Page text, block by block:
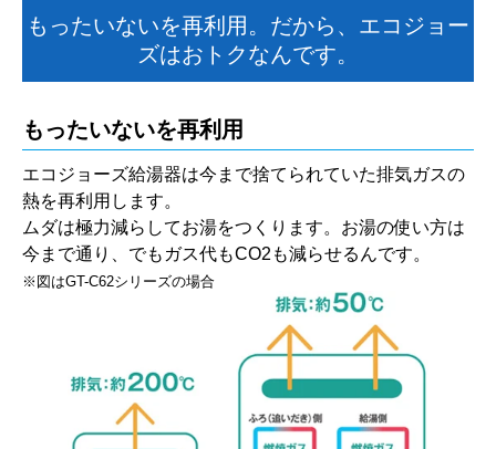
もったいないを再利用。だから、エコジョー
ズはおトクなんです。
もったいないを再利用
エコジョーズ給湯器は今まで捨てられていた排気ガスの
熱を再利用します。
ムダは極力減らしてお湯をつくります。お湯の使い方は
今まで通り、でもガス代もCO2も減らせるんです。
※図はGT-C62シリーズの場合